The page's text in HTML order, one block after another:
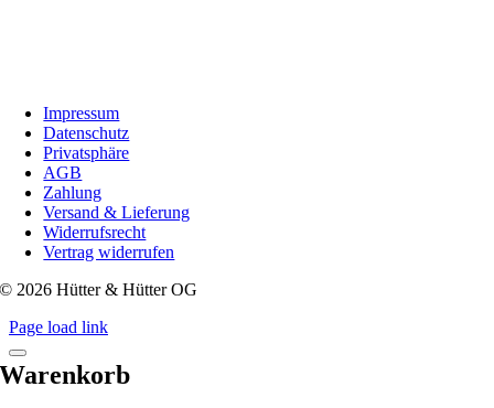
Impressum
Datenschutz
Privatsphäre
AGB
Zahlung
Versand & Lieferung
Widerrufsrecht
Vertrag widerrufen
© 2026 Hütter & Hütter OG
Page load link
Warenkorb